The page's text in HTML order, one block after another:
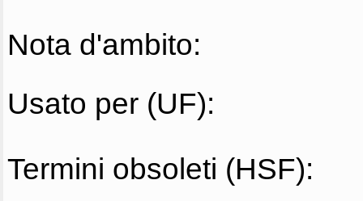
Nota d'ambito:
Usato per (UF):
Termini obsoleti (HSF):